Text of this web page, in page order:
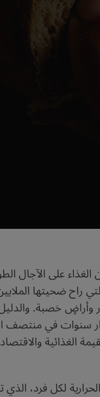
على الآجال
ضحيتها الملايين
وأراضٍ خصبة.
سنوات في منتصف
الغذائية
لكل فرد،